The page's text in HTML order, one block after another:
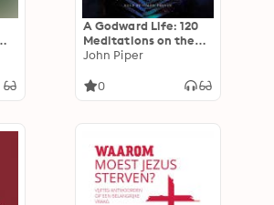
A Godward Life: 120
Meditations on the
Supremacy of God
John Piper
0